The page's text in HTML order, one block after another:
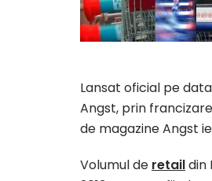
Lansat oficial pe
Angst, prin
de magazine Angst
Volumul de retaildin